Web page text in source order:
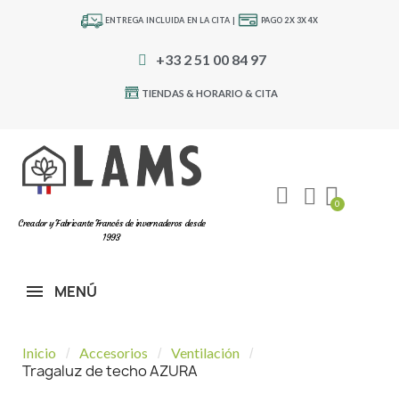
ENTREGA INCLUIDA EN LA CITA | PAGO 2X 3X 4X
+33 2 51 00 84 97
TIENDAS & HORARIO & CITA
Creador y Fabricante Francés de invernaderos desde
1993
MENÚ
Inicio Accesorios Ventilación
Tragaluz de techo AZURA